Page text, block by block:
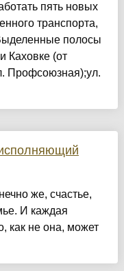
пять новых
транспорта,
полосы
Каховке (от
Профсоюзная);ул.
же, счастье,
И каждая
как не она, может